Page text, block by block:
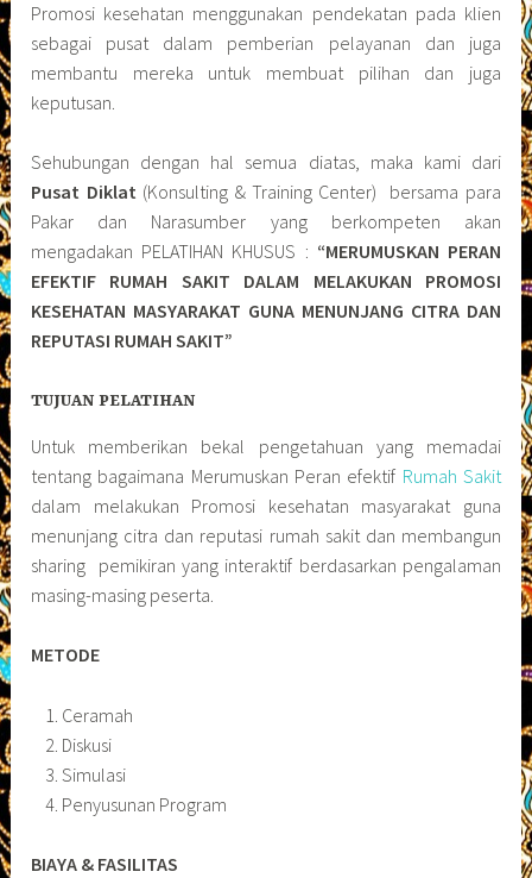
Promosi kesehatan menggunakan pendekatan pada klien
sebagai pusat dalam pemberian pelayanan dan juga
membantu mereka untuk membuat pilihan dan juga
keputusan.
Sehubungan dengan hal semua diatas, maka kami dari
Pusat Diklat (Konsulting & Training Center) bersama para
Pakar dan Narasumber yang berkompeten akan
mengadakan PELATIHAN KHUSUS : “MERUMUSKAN PERAN
EFEKTIF RUMAH SAKIT DALAM MELAKUKAN PROMOSI
KESEHATAN MASYARAKAT GUNA MENUNJANG CITRA DAN
REPUTASI RUMAH SAKIT”
TUJUAN PELATIHAN
Untuk memberikan bekal pengetahuan yang memadai
tentang bagaimana Merumuskan Peran efektif Rumah Sakit
dalam melakukan Promosi kesehatan masyarakat guna
menunjang citra dan reputasi rumah sakit dan membangun
sharing pemikiran yang interaktif berdasarkan pengalaman
masing-masing peserta.
METODE
Ceramah
Diskusi
Simulasi
Penyusunan Program
BIAYA & FASILITAS